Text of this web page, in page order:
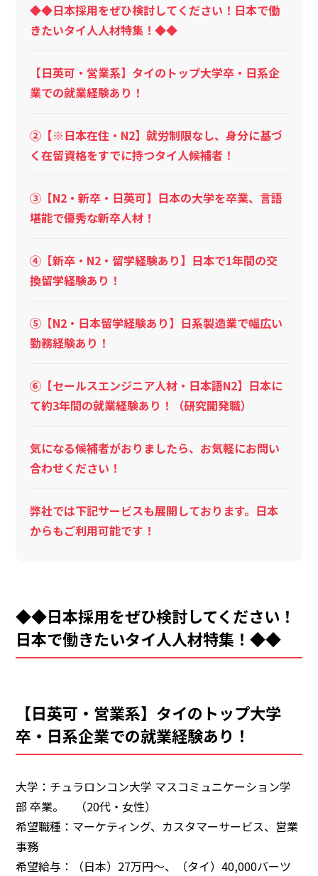
◆◆日本採用をぜひ検討してください！日本で働
きたいタイ人人材特集！◆◆
【日英可・営業系】タイのトップ大学卒・日系企
業での就業経験あり！
②【※日本在住・N2】就労制限なし、身分に基づ
く在留資格をすでに持つタイ人候補者！
③【N2・新卒・日英可】日本の大学を卒業、言語
堪能で優秀な新卒人材！
④【新卒・N2・留学経験あり】日本で1年間の交
換留学経験あり！
⑤【N2・日本留学経験あり】日系製造業で幅広い
勤務経験あり！
⑥【セールスエンジニア人材・日本語N2】日本に
て約3年間の就業経験あり！（研究開発職）
気になる候補者がおりましたら、お気軽にお問い
合わせください！
弊社では下記サービスも展開しております。日本
からもご利用可能です！
◆◆日本採用をぜひ検討してください！
日本で働きたいタイ人人材特集！◆◆
【日英可・営業系】タイのトップ大学
卒・日系企業での就業経験あり！
大学：チュラロンコン大学 マスコミュニケーション学
部 卒業。 （20代・女性）
希望職種：マーケティング、カスタマーサービス、営業
事務
希望給与：（日本）27万円～、（タイ）40,000バーツ